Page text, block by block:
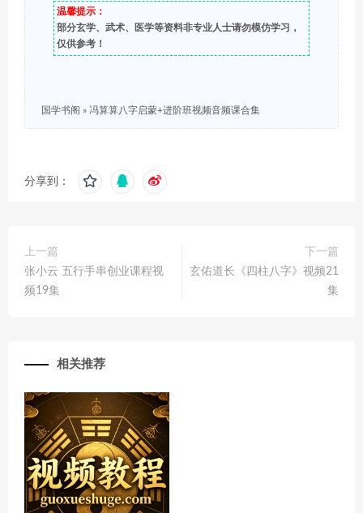
温馨提示：
部分玄学、武术、医学等资料非专业人士请勿模仿学习，
仅供参考！
国学书阁 » 冯算算八字启蒙+进阶班视频音频课合集
分享到：
上一篇
张小云 五行手串创业课程视
频19集
下一篇
玄佑道长《四柱八字》视频21
集
相关推荐